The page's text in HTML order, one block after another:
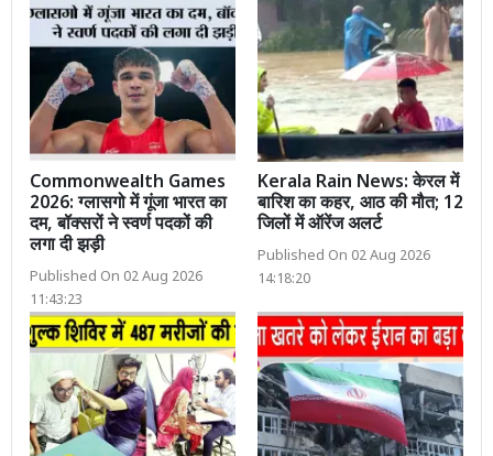
Commonwealth Games
2026: ग्लासगो में गूंजा भारत का
दम, बॉक्सरों ने स्वर्ण पदकों की
लगा दी झड़ी
Published On 02 Aug 2026
11:43:23
Kerala Rain News: केरल में
बारिश का कहर, आठ की मौत; 12
जिलों में ऑरेंज अलर्ट
Published On 02 Aug 2026
14:18:20